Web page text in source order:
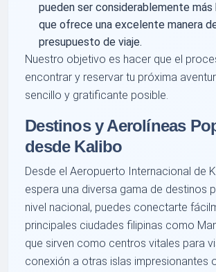
pueden ser considerablemente más
que ofrece una excelente manera
presupuesto de viaje.
Nuestro objetivo es hacer que el
encontrar y reservar tu próxima
sencillo y gratificante posible.
Destinos y Aerolíneas
desde Kalibo
Desde el Aeropuerto Internacional de
espera una diversa gama de destinos
nivel nacional, puedes conectarte
principales ciudades filipinas como
que sirven como centros vitales para
conexión a otras islas impresionantes